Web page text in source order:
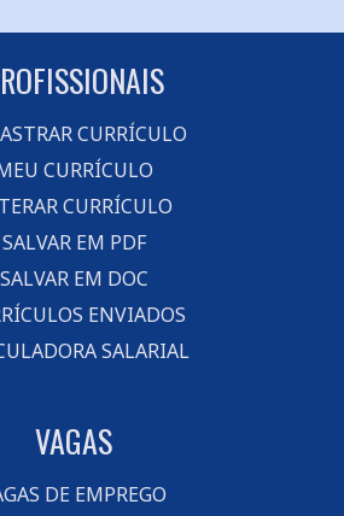
CURRÍCULO
CURRÍCULO
CURRÍCULO
SALVAR EM PDF
SALVAR EM DOC
ENVIADOS
SALARIAL
VAGAS
DE EMPREGO